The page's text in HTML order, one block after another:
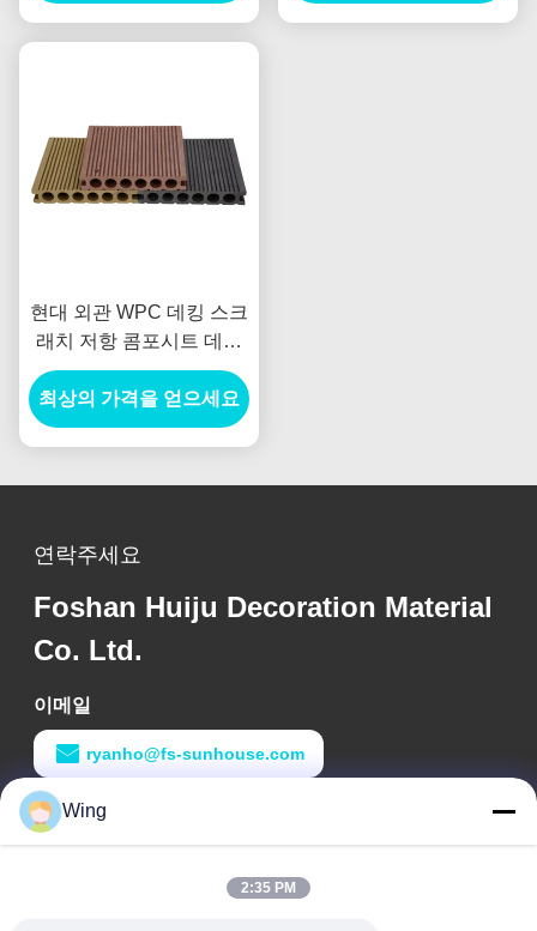
현대 외관 WPC 데킹 스크
래치 저항 콤포시트 데킹
정원 테라스 경로 방수 반
슬리드 부드러운 붓
최상의 가격을 얻으세요
연락주세요
Foshan Huiju Decoration Material
Co. Ltd.
이메일
ryanho@fs-sunhouse.com
작업 시간
9:00-18:00
Wing
2:35 PM